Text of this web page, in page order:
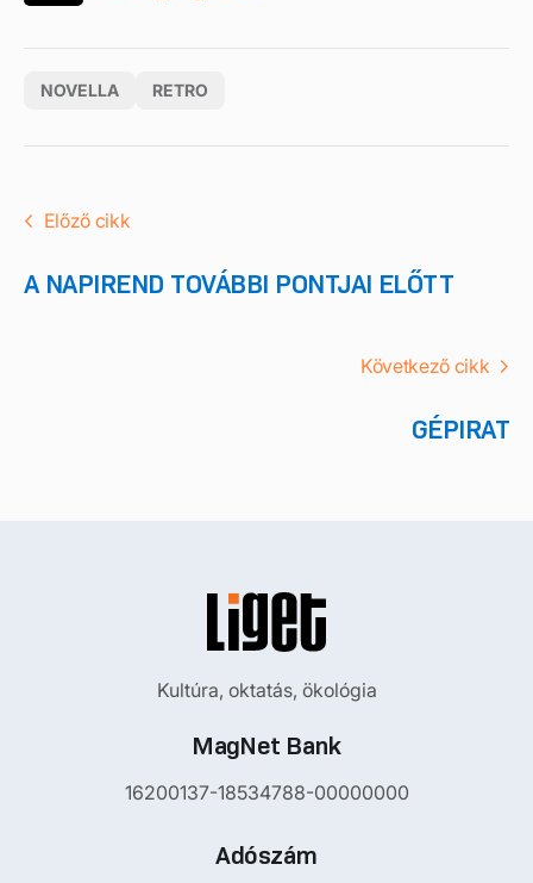
NOVELLA RETRO
Előző cikk
A NAPIREND TOVÁBBI PONTJAI ELŐTT
Következő cikk
GÉPIRAT
Kultúra, oktatás, ökológia
MagNet Bank
16200137-18534788-00000000
Adószám